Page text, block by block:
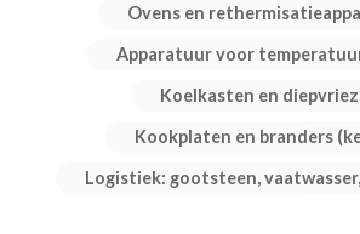
Ovens en
Apparatuur voor
Koelkasten en
Kookplaten en branders
Logistiek: gootsteen,